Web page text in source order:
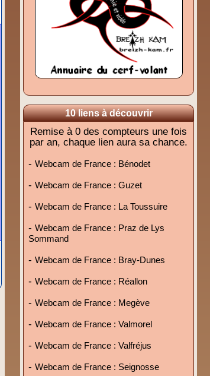
10 liens à découvrir
Remise à 0 des compteurs une fois
par an, chaque lien aura sa chance.
- Webcam de France : Bénodet
- Webcam de France : Guzet
- Webcam de France : La Toussuire
- Webcam de France : Praz de Lys
Sommand
- Webcam de France : Bray-Dunes
- Webcam de France : Réallon
- Webcam de France : Megève
- Webcam de France : Valmorel
- Webcam de France : Valfréjus
- Webcam de France : Seignosse